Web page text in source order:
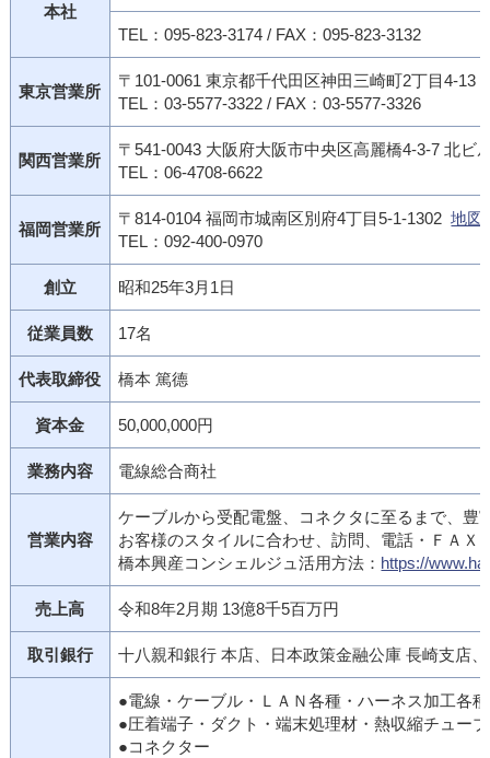
本社
TEL：095-823-3174 / FAX：095-823-3132
東京営業所
〒101-0061 東京都千代田区神田三崎町2丁目4-13
TEL：03-5577-3322 / FAX：03-5577-3326
関西営業所
〒541-0043 大阪府大阪市中央区高麗橋4-3-7 北ビ
TEL：06-4708-6622
福岡営業所
〒814-0104 福岡市城南区別府4丁目5-1-1302地図
TEL：092-400-0970
創立 昭和25年3月1日
従業員数 17名
代表取締役 橋本 篤德
資本金 50,000,000円
業務内容 電線総合商社
営業内容
ケーブルから受配電盤、コネクタに至るまで、
お客様のスタイルに合わせ、訪問、電話・ＦＡ
橋本興産コンシェルジュ活用方法： https://
売上高 令和8年2月期 13億8千5百万円
取引銀行 十八親和銀行 本店、日本政策金融公庫 長崎支店
●電線・ケーブル・ＬＡＮ各種・ハーネス加工各種
●圧着端子・ダクト・端末処理材・熱収縮チューブ
●コネクター